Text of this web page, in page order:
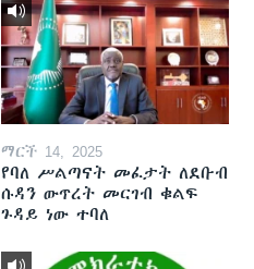
ማርች 14, 2025
የባለ ሥልጣናት መፈታት ለደቡብ
ሱዳን ውጥረት መርገብ ቁልፍ
ጉዳይ ነው ተባለ